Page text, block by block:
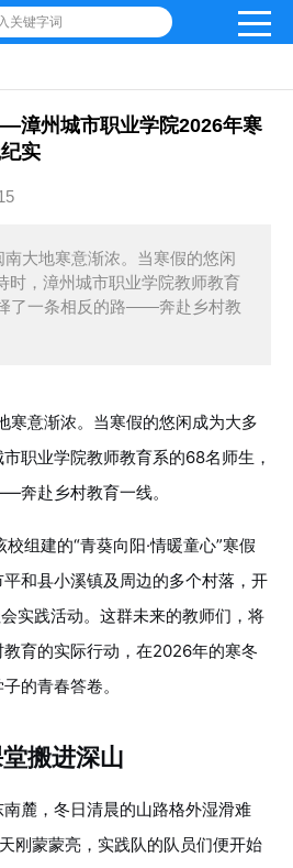
关键字词
漳州城市职业学院2026年寒
实
南大地寒意渐浓。当寒假的悠闲
时，漳州城市职业学院教师教育
了一条相反的路——奔赴乡村教
寒意渐浓。当寒假的悠闲成为大多
职业学院教师教育系的68名师生，
奔赴乡村教育一线。
组建的“青葵向阳·情暖童心”寒假
和县小溪镇及周边的多个村落，开
实践活动。这群未来的教师们，将
育的实际行动，在2026年的寒冬
的青春答卷。
搬进深山
麓，冬日清晨的山路格外湿滑难
刚蒙蒙亮，实践队的队员们便开始